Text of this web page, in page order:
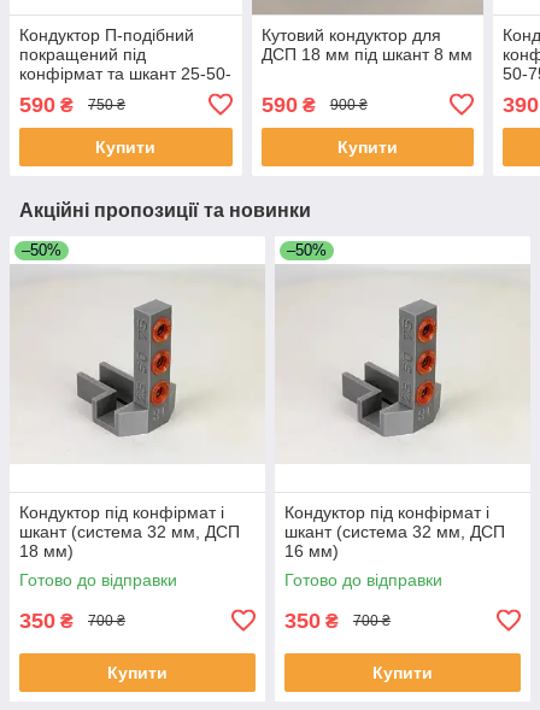
Кондуктор П-подібний
покращений під
конфірмат та шкант 25-50-
18мм
590 ₴ 750 ₴
Купити
Кутовий кондуктор для
ДСП 18 мм під шкант 8 мм
590₴ 900 ₴
Купити
50-
390
Акційні пропозиції та новинки
–50%
Кондуктор під конфірмат і
шкант (система 32 мм, ДСП
18 мм)
Готово до відправки
350 ₴ 700 ₴
Купити
–50%
Кондуктор під конфірмат і
шкант (система 32 мм, ДСП
16 мм)
Готово до відправки
350 ₴ 700 ₴
Купити